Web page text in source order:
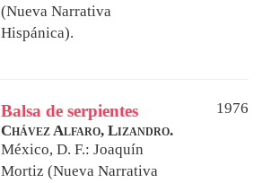
(Nueva Narrativa
Hispánica).
Balsa de serpientes
1976
Chávez Alfaro, Lizandro.
México, D. F.: Joaquín
Mortiz (Nueva Narrativa